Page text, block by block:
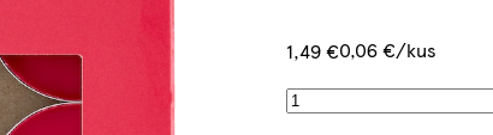
1,49 €0,06 €/kus